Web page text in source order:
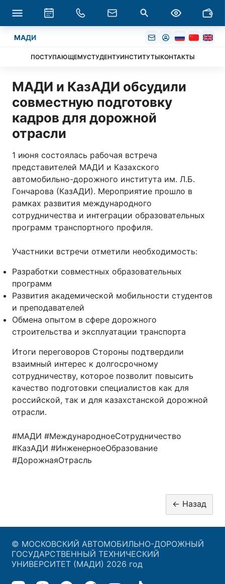
МАДИ
ПОСТУПАЮЩЕМУСТУДЕНТУИНСТИТУТЫКОНТАКТЫ
МАДИ и КазАДИ обсудили
совместную подготовку
кадров для дорожной
отрасли
1 июня состоялась рабочая встреча
представителей МАДИ и Казахского
автомобильно-дорожного института им. Л.Б.
Гончарова (КазАДИ). Мероприятие прошло в
рамках развития международного
сотрудничества и интеграции образовательных
программ транспортного профиля.
Участники встречи отметили необходимость:
Разработки совместных образовательных
программ
Развития академической мобильности студентов
и преподавателей
Обмена опытом в сфере дорожного
строительства и эксплуатации транспорта
Итоги переговоров Стороны подтвердили
взаимный интерес к долгосрочному
сотрудничеству, которое позволит повысить
качество подготовки специалистов как для
российской, так и для казахстанской дорожной
отрасли.
#МАДИ #МеждународноеСотрудничество
#КазАДИ #ИнженерноеОбразование
#ДорожнаяОтрасль
© МОСКОВСКИЙ АВТОМОБИЛЬНО-ДОРОЖНЫЙ
ГОСУДАРСТВЕННЫЙ ТЕХНИЧЕСКИЙ
УНИВЕРСИТЕТ (МАДИ) 2026 год